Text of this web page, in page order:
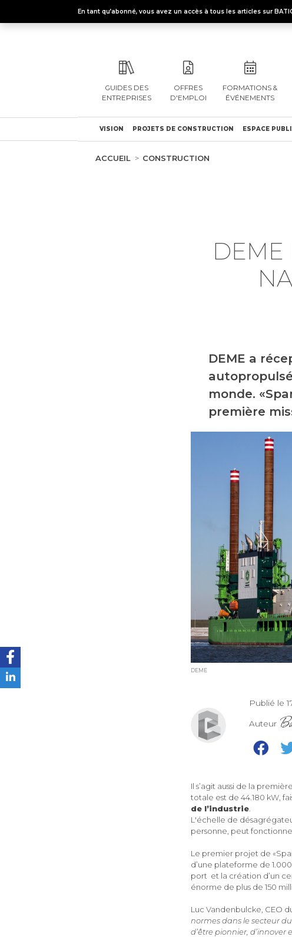
En tant qu’abonné, vous avez un accès à tous les articles sur
GUIDES DES
ENTREPRISES
OFFRES
D'EMPLOI
FORMATIONS &
ÉVÉNEMENTS
VISION PROJETS DE CONSTRUCTION ESPACE
ACCUEIL CONSTRUCTION
DEME
DEME a
monde.
première
DEME
Publié le
Auteur
Il s’agit aussi de la
totale est de 44.180 kW,
de l’industrie
L'échelle de
personne, peut
Le premier projet de
d’une plateforme de
port et la création d’un
énorme de plus de 150
Luc Vandenbulcke, CEO
normes dans le secteur
d’être pionnier,